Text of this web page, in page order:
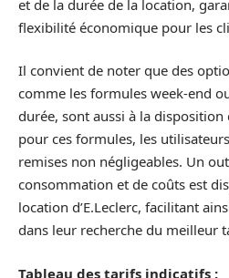
et de la durée de la location,
flexibilité économique pour les
Il convient de noter que des
comme les formules week-end
durée, sont aussi à la disposition
pour ces formules, les
remises non négligeables. Un
consommation et de coûts est
location d’E.Leclerc, facilitant
dans leur recherche du meilleur
Tableau des tarifs indicatifs :